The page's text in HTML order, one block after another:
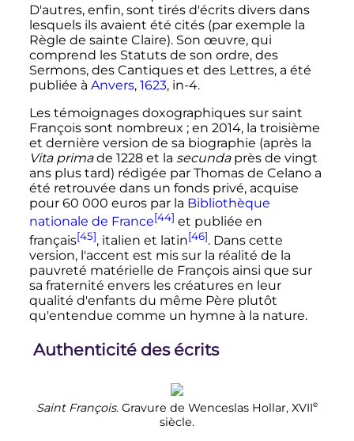
D'autres, enfin, sont tirés d'écrits divers dans
lesquels ils avaient été cités (par exemple la
Règle de sainte Claire). Son œuvre, qui
comprend les Statuts de son ordre, des
Sermons, des Cantiques et des Lettres, a été
publiée à Anvers, 1623, in-4.
Les témoignages doxographiques sur saint
François sont nombreux ; en 2014, la troisième
et dernière version de sa biographie (après la
Vita primade 1228 et la secundaprès de vingt
ans plus tard) rédigée par Thomas de Celano a
été retrouvée dans un fonds privé, acquise
pour 60 000 euros par la Bibliothèque
nationale de France[44] et publiée en
français[45], italien et latin[46]. Dans cette
version, l'accent est mis sur la réalité de la
pauvreté matérielle de François ainsi que sur
sa fraternité envers les créatures en leur
qualité d'enfants du même Père plutôt
qu'entendue comme un hymne à la nature.
Authenticité des écrits
Saint François. Gravure de Wenceslas Hollar, XVIIe
siècle.